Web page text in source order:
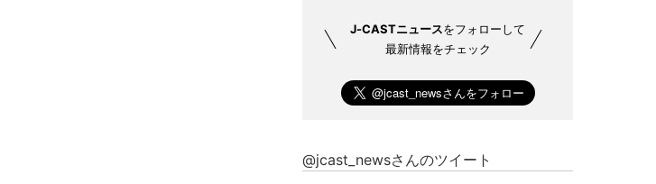
J-CASTニュースをフォローして
最新情報をチェック
@jcast_newsさんのツイート